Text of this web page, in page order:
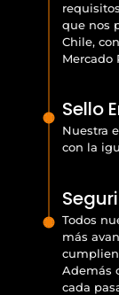
que nos
Chile,
Mercado
Sello
Nuestra
con la
Todos
más
Además
cada